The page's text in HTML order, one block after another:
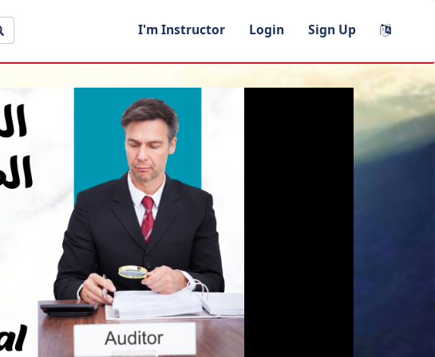
I'm Instructor Login Sign Up